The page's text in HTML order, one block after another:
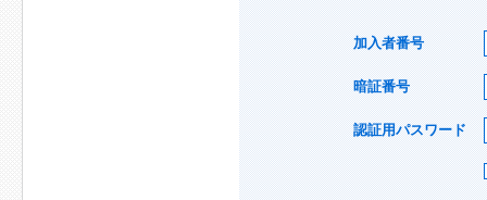
加入者番号
暗証番号
認証用パスワード